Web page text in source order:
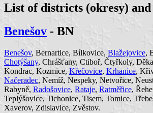
List of districts (okresy)
Benešov - BN
Benešov, Bernartice, Bílkovice, Blažejovice,
Chotýšany, Chrášťany, Ctiboř, Čtyřkoly,
Kondrac, Kozmice, Křečovice, Krhanice,
Načeradec, Nemíž, Nespeky, Netvořice,
Rabyně, Radošovice, Rataje, Ratměřice,
Teplýšovice, Tichonice, Tisem, Tomice,
Xaverov, Zdislavice, Zvěstov.